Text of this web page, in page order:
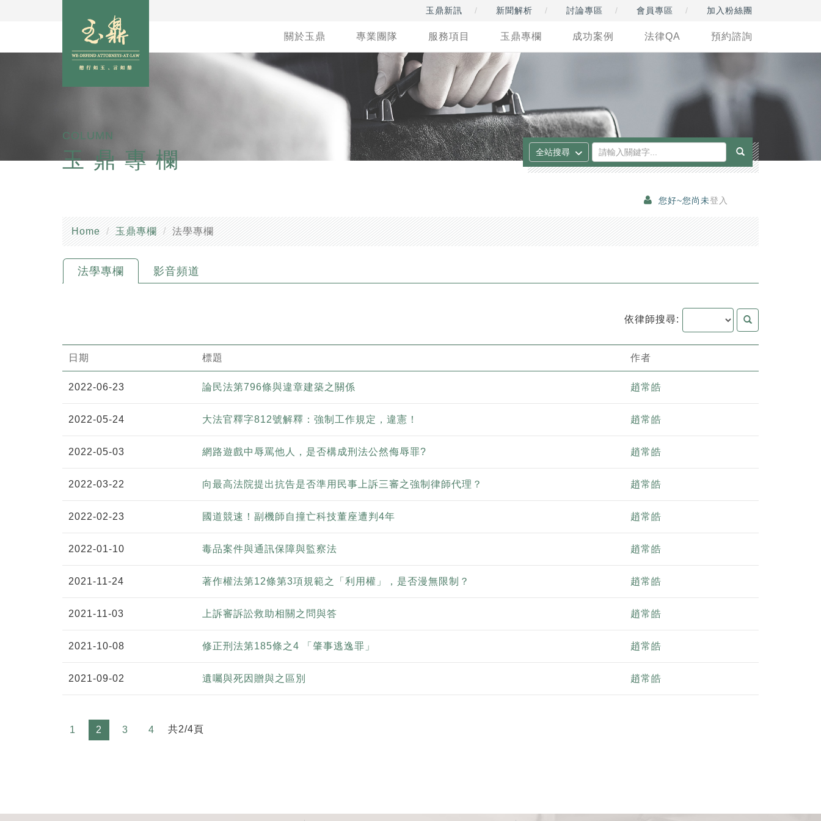
玉鼎新訊 新聞解析 討論專區 會員專區 加入粉絲團
關於玉鼎 專業團隊 服務項目 玉鼎專欄 成功案例 法律QA 預約諮詢
COLUMN
玉鼎專欄
您好~您尚未登入
Home 玉鼎專欄 法學專欄
法學專欄 影音頻道
依律師搜尋:
日期 標題 作者
2022-06-23 論民法第796條與違章建築之關係 趙常皓
2022-05-24 大法官釋字812號解釋：強制工作規定，違憲！ 趙常皓
2022-05-03 網路遊戲中辱罵他人，是否構成刑法公然侮辱罪? 趙常皓
2022-03-22 向最高法院提出抗告是否準用民事上訴三審之強制律師代理？ 趙常皓
2022-02-23 國道競速！副機師自撞亡科技董座遭判4年 趙常皓
2022-01-10 毒品案件與通訊保障與監察法 趙常皓
2021-11-24 著作權法第12條第3項規範之「利用權」，是否漫無限制？ 趙常皓
2021-11-03 上訴審訴訟救助相關之問與答 趙常皓
2021-10-08 修正刑法第185條之4 「肇事逃逸罪」 趙常皓
2021-09-02 遺囑與死因贈與之區別 趙常皓
1 2 3 4 共2/4頁